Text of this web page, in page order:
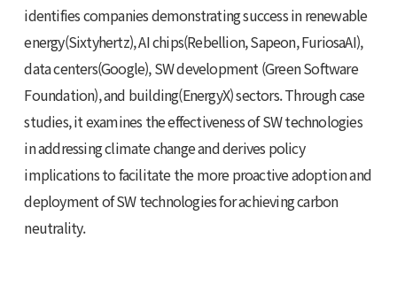
identifies companies demonstrating success in renewable
energy(Sixtyhertz), AI chips(Rebellion, Sapeon, FuriosaAI),
data centers(Google), SW development (Green Software
Foundation), and building(EnergyX) sectors. Through case
studies, it examines the effectiveness of SW technologies
in addressing climate change and derives policy
implications to facilitate the more proactive adoption and
deployment of SW technologies for achieving carbon
neutrality.